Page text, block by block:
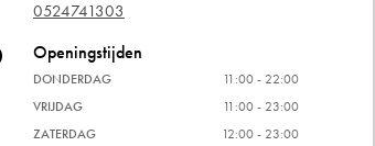
0524741303
Openingstijden
DONDERDAG
11:00 - 22:00
VRIJDAG
11:00 - 23:00
ZATERDAG
12:00 - 23:00